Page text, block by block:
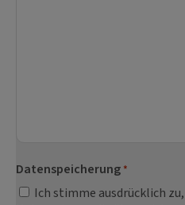
Datenspeicherung *
Ich stimme ausdrücklich